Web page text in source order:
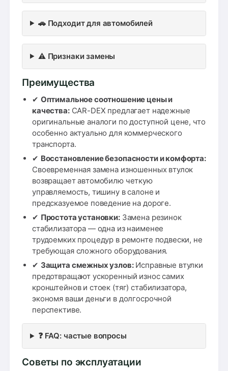
🚗 Подходит для автомобилей
⚠️ Признаки замены
Преимущества
✔ Оптимальное соотношение цены и
качества:CAR-DEX предлагает надежные
оригинальные аналоги по доступной цене, что
особенно актуально для коммерческого
транспорта.
✔ Восстановление безопасности и комфорта:
Своевременная замена изношенных втулок
возвращает автомобилю четкую
управляемость, тишину в салоне и
предсказуемое поведение на дороге.
✔ Простота установки:Замена резинок
стабилизатора — одна из наименее
трудоемких процедур в ремонте подвески, не
требующая сложного оборудования.
✔ Защита смежных узлов:Исправные втулки
предотвращают ускоренный износ самих
кронштейнов и стоек (тяг) стабилизатора,
экономя ваши деньги в долгосрочной
перспективе.
❓ FAQ: частые вопросы
Советы по эксплуатации